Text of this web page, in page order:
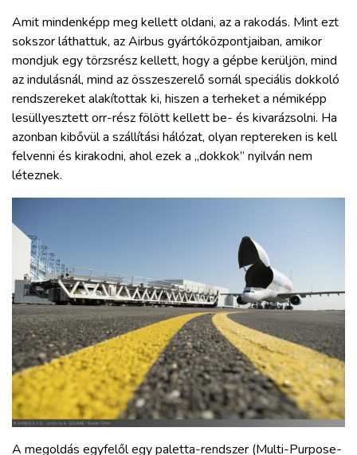
Amit mindenképp meg kellett oldani, az a rakodás. Mint ezt
sokszor láthattuk, az Airbus gyártóközpontjaiban, amikor
mondjuk egy törzsrész kellett, hogy a gépbe kerüljön, mind
az indulásnál, mind az összeszerelő sornál speciális dokkoló
rendszereket alakítottak ki, hiszen a terheket a némiképp
lesüllyesztett orr-rész fölött kellett be- és kivarázsolni. Ha
azonban kibővül a szállítási hálózat, olyan reptereken is kell
felvenni és kirakodni, ahol ezek a „dokkok” nyilván nem
léteznek.
A megoldás egyfelől egy paletta-rendszer (Multi-Purpose-